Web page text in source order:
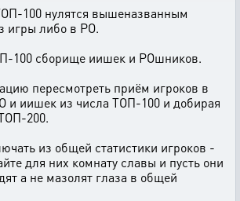
100 нулятся вышеназванным
игры либо в РО.
100 сборище иишек и РОшников.
пересмотреть приём игроков в
и иишек из числа ТОП-100 и добирая
200.
из общей статистики игроков -
для них комнату славы и пусть они
а не мазолят глаза в общей